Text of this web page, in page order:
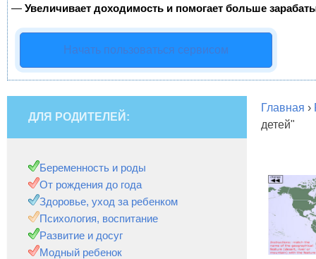
— Увеличивает доходимость и помогает больше
Начать пользоваться сервисом
Главная ›
детей"
ДЛЯ РОДИТЕЛЕЙ:
Беременность и роды
От рождения до года
Здоровье, уход за ребенком
Психология, воспитание
Развитие и досуг
Модный ребенок